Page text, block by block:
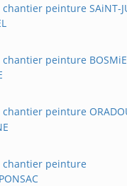
peinture SAiNT-
peinture
peinture
chantier peinture